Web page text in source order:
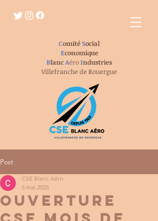
ComitéSocial
Economique
BlancAéroIndustries
Villefranche de Rouergue
Post
ouverture
CSE Blanc Aéro
5 mai 2025